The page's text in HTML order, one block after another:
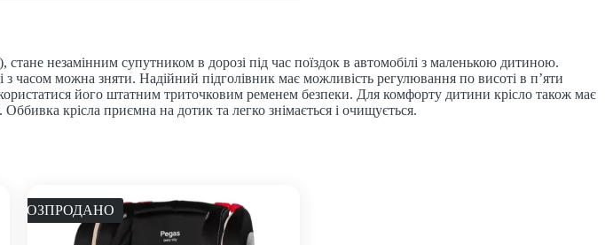
незамінним супутником в дорозі під час поїздок в автомобілі з маленькою дитиною.
можна зняти. Надійний підголівник має можливість регулювання по висоті в п’яти
його штатним триточковим ременем безпеки. Для комфорту дитини крісло також має
крісла приємна на дотик та легко знімається і очищується.
РОЗПРОДАНО